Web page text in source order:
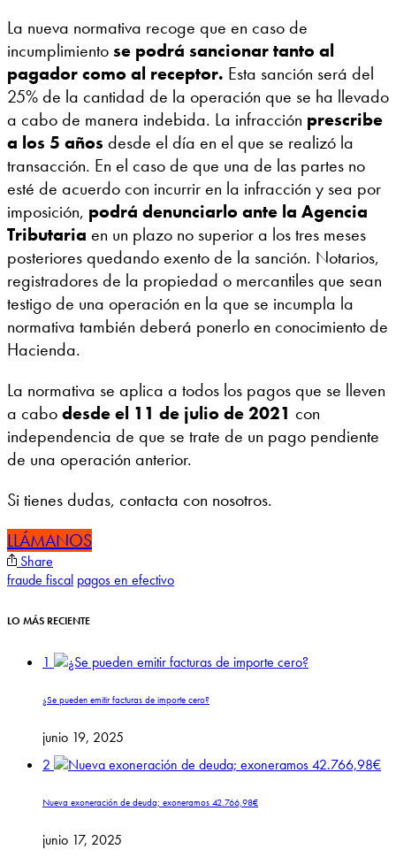
La nueva normativa recoge que en caso de
incumplimientose podrá sancionar tanto al
pagador como al receptor. Esta sanción será del
25% de la cantidad de la operación que se ha llevado
a cabo de manera indebida. La infracción prescribe
a los 5 años desde el día en el que se realizó la
transacción. En el caso de que una de las partes no
esté de acuerdo con incurrir en la infracción y sea por
imposición, podrá denunciarlo ante la Agencia
Tributaria en un plazo no superior a los tres meses
posteriores quedando exento de la sanción. Notarios,
registradores de la propiedad o mercantiles que sean
testigo de una operación en la que se incumpla la
normativa también deberá ponerlo en conocimiento de
Hacienda.
La normativa se aplica a todos los pagos que se lleven
a cabodesde el 11 de julio de 2021 con
independencia de que se trate de un pago pendiente
de una operación anterior.
Si tienes dudas, contacta con nosotros.
LLÁMANOS
Share
fraude fiscal pagos en efectivo
LO MÁS RECIENTE
1
¿Se pueden emitir facturas de importe cero?
junio 19, 2025
2
Nueva exoneración de deuda; exoneramos 42.766,98€
junio 17, 2025